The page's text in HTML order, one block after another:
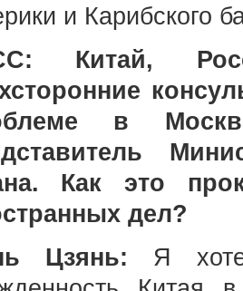
и Карибского
Китай,
в
Как это
дел?
Цзянь: Я